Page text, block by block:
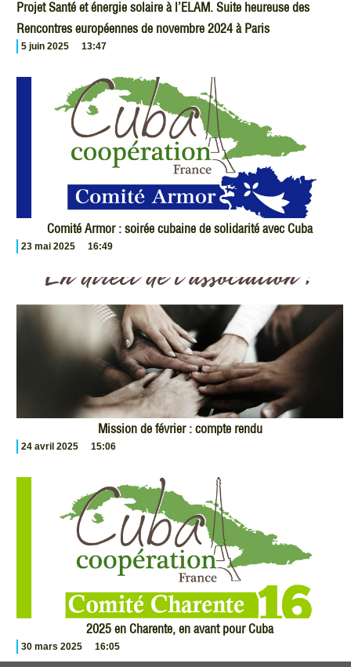
Projet Santé et énergie solaire à l’ELAM. Suite heureuse des
Rencontres européennes de novembre 2024 à Paris
5 juin 2025 13:47
Comité Armor : soirée cubaine de solidarité avec Cuba
23 mai 2025 16:49
Mission de février : compte rendu
24 avril 2025 15:06
2025 en Charente, en avant pour Cuba
30 mars 2025 16:05